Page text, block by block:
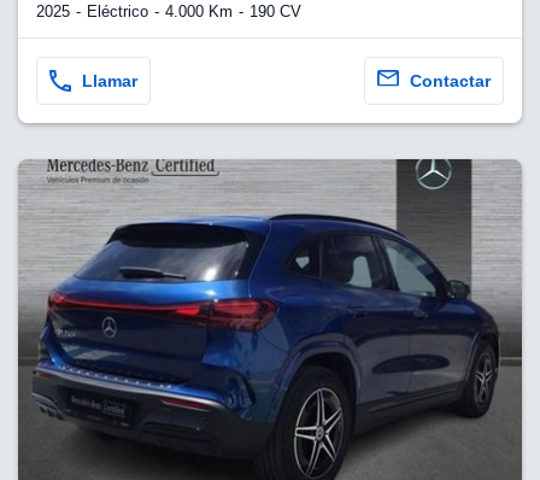
2025 Eléctrico 4.000 Km 190 CV
Llamar Contactar